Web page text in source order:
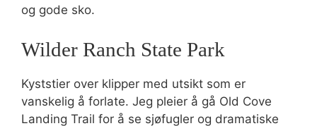
og gode sko.
Wilder Ranch State Park
Kyststier over klipper med utsikt som er
vanskelig å forlate. Jeg pleier å gå Old Cove
Landing Trail for å se sjøfugler og dramatiske